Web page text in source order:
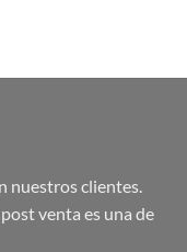
nuestros clientes.
venta es una de